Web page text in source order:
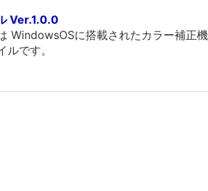
Ver.1.0.0
WindowsOSに搭載されたカラー補正
ルです。